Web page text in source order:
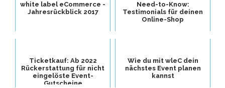
white label eCommerce -
Jahresrückblick 2017
Need-to-Know:
Testimonials für deinen
Online-Shop
Ticketkauf: Ab 2022
Rückerstattung für nicht
eingelöste Event-
Gutscheine
Wie du mit wleC dein
nächstes Event planen
kannst